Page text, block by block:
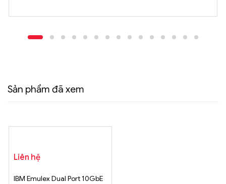
Sản phẩm đã xem
Liên hệ
IBM Emulex Dual Port 10GbE